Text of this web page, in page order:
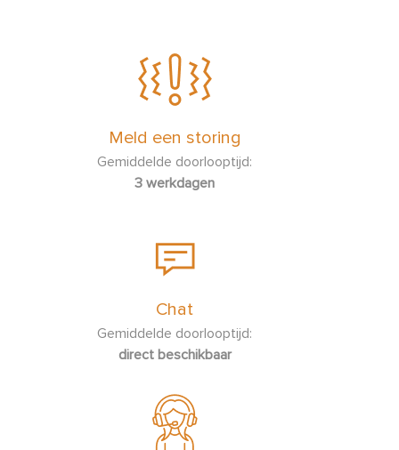
Overzicht CelsiusºCooking™ temperaturen
Sensitiviteit van de bediening instellen
Slider bediening voor standaard koken met
Waarom kan ik de probe of pan niet verbinden met de
Waarvoor dient de bijgeleverde liniaal?
Wat betekenen alle iconen op het bedieningspaneel van mijn
Wat betekenen de 3 streepjes in het display?
Meld een storing
Gemiddelde doorlooptijd:
3 werkdagen
Chat
Gemiddelde doorlooptijd:
direct beschikbaar